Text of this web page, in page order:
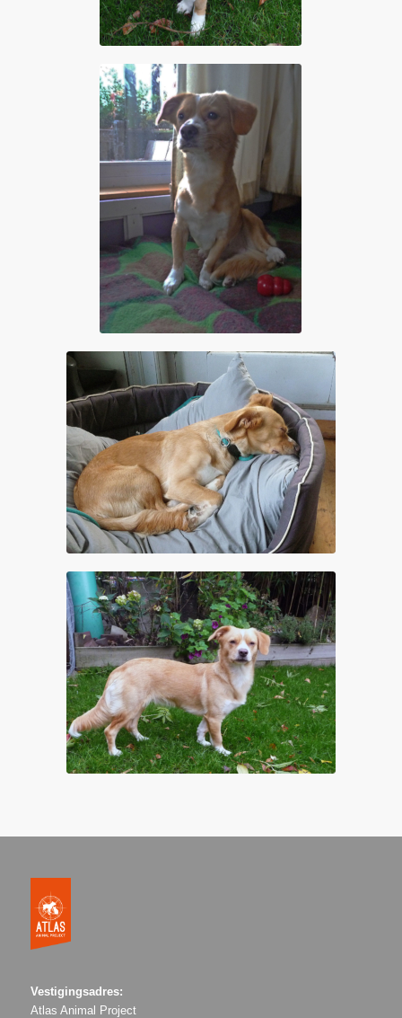
Vestigingsadres:
Atlas Animal Project